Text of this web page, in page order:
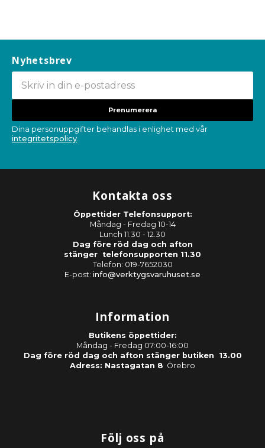
Nyhetsbrev
Prenumerera
Dina personuppgifter behandlas i enlighet med vår
integritetspolicy.
Kontakta oss
Öppettider Telefonsupport:
Måndag - Fredag 10-14
Lunch 11.30 - 12.30
Dag före röd dag och afton
stänger telefonsupporten 11.30
Telefon: 019-7652030
E-post: info@verktygsvaruhuset.se
Information
Butikens öppettider:
Måndag - Fredag 07:00-16:00
Dag före röd dag och afton stänger butiken 13.00
Adress: Nastagatan 8 Örebro
Följ oss på